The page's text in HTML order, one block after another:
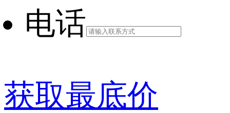
电话
获取最底价